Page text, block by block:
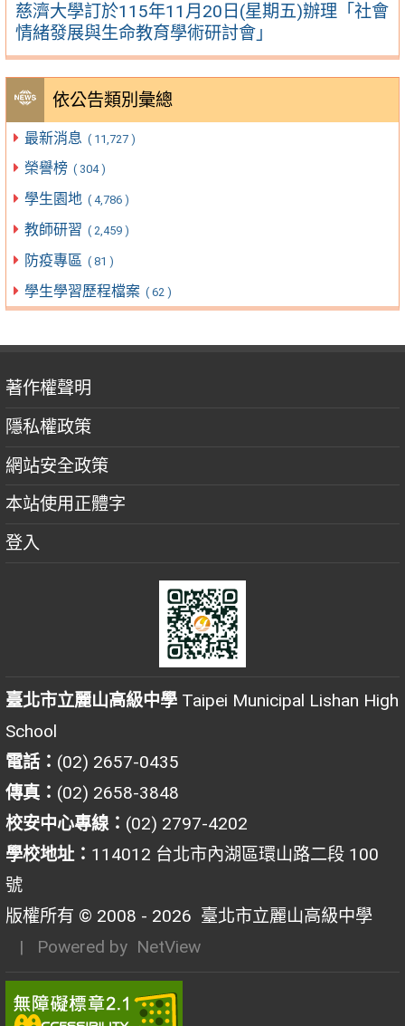
慈濟大學訂於115年11月20日(星期五)辦理「社會
情緒發展與生命教育學術研討會」
依公告類別彙總
最新消息 ( 11,727 )
榮譽榜 ( 304 )
學生園地 ( 4,786 )
教師研習 ( 2,459 )
防疫專區 ( 81 )
學生學習歷程檔案 ( 62 )
著作權聲明
隱私權政策
網站安全政策
本站使用正體字
登入
臺北市立麗山高級中學 Taipei Municipal Lishan High
School
電話： (02) 2657-0435
傳真： (02) 2658-3848
校安中心專線： (02) 2797-4202
學校地址： 114012 台北市內湖區環山路二段 100
號
版權所有 © 2008 - 2026 臺北市立麗山高級中學
| Powered by NetView